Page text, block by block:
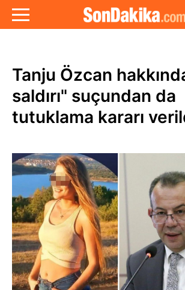
Tanju Özcan
saldırı" suçundan da
tutuklama kararı